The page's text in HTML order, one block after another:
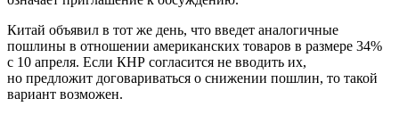
Китай объявил в тот же день, что введет аналогичные
пошлины в отношении американских товаров в размере 34%
с 10 апреля. Если КНР согласится не вводить их,
но предложит договариваться о снижении пошлин, то такой
вариант возможен.